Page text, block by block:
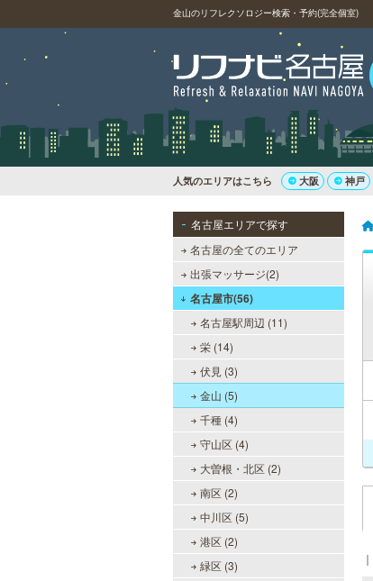
金山のリフレクソロジー検索・予約(完全個室)
人気のエリアはこちら 大阪 神戸
名古屋エリアで探す
名古屋の全てのエリア
出張マッサージ(2)
名古屋市(56)
名古屋駅周辺 (11)
栄 (14)
伏見 (3)
金山 (5)
千種 (4)
守山区 (4)
大曽根・北区 (2)
南区 (2)
中川区 (5)
港区 (2)
緑区 (3)
｜